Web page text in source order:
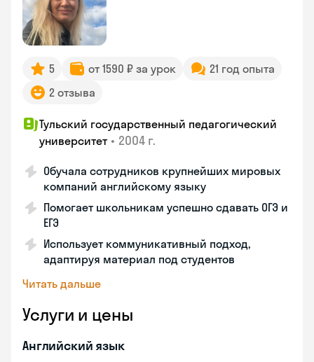
5 от 1590 ₽ за урок
21 год опыта
2 отзыва
Тульский государственный педагогический
университет • 2004 г.
Обучала сотрудников крупнейших мировых
компаний английскому языку
Помогает школьникам успешно сдавать ОГЭ и
ЕГЭ
Использует коммуникативный подход,
адаптируя материал под студентов
Читать дальше
Услуги и цены
Английский язык